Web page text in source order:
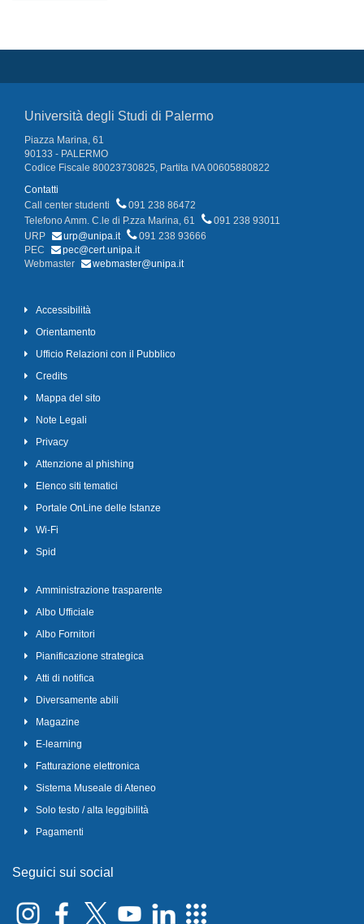
Università degli Studi di Palermo
Piazza Marina, 61
90133 - PALERMO
Codice Fiscale 80023730825, Partita IVA 00605880822
Contatti
Call center studenti
091 238 86472
Telefono Amm. C.le di P.zza Marina, 61
091 238 93011
URP
urp@unipa.it
091 238 93666
PEC
pec@cert.unipa.it
Webmaster
webmaster@unipa.it
Accessibilità
Orientamento
Ufficio Relazioni con il Pubblico
Credits
Mappa del sito
Note Legali
Privacy
Attenzione al phishing
Elenco siti tematici
Portale OnLine delle Istanze
Wi-Fi
Spid
Amministrazione trasparente
Albo Ufficiale
Albo Fornitori
Pianificazione strategica
Atti di notifica
Diversamente abili
Magazine
E-learning
Fatturazione elettronica
Sistema Museale di Ateneo
Solo testo / alta leggibilità
Pagamenti
Seguici sui social